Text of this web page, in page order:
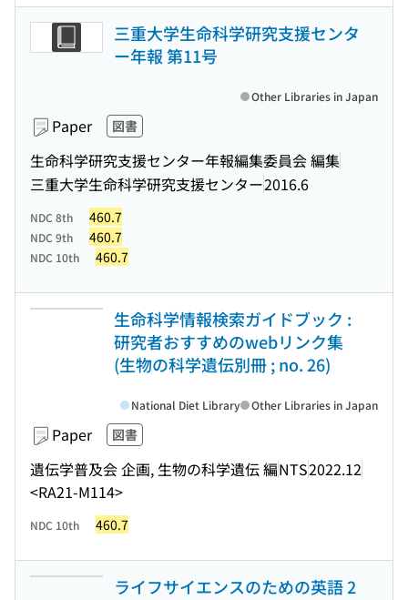
三重大学生命科学研究支援センタ
ー年報 第11号
Paper 図書
生命科学研究支援センター年報編集委員会 編集
三重大学生命科学研究支援センター2016.6
Other Libraries in Japan
NDC 8th 460.7
NDC 9th 460.7
NDC 10th 460.7
生命科学情報検索ガイドブック :
研究者おすすめのwebリンク集
(生物の科学遺伝別冊 ; no. 26)
Paper 図書
遺伝学普及会 企画, 生物の科学遺伝 編NTS2022.12
<RA21-M114>
National Diet Library Other Libraries in Japan
NDC 10th 460.7
ライフサイエンスのための英語 2